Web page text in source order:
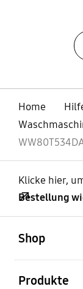
Home
Klicke hier,
Bestellung
Shop
Produkte